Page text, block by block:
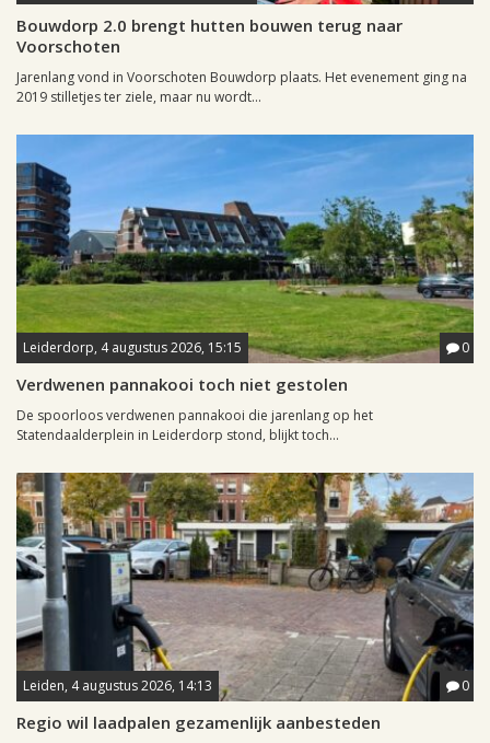
Bouwdorp 2.0 brengt hutten bouwen terug naar
Voorschoten
Jarenlang vond in Voorschoten Bouwdorp plaats. Het evenement ging na
2019 stilletjes ter ziele, maar nu wordt...
Leiderdorp, 4 augustus 2026, 15:15 0
Verdwenen pannakooi toch niet gestolen
De spoorloos verdwenen pannakooi die jarenlang op het
Statendaalderplein in Leiderdorp stond, blijkt toch...
Leiden, 4 augustus 2026, 14:13 0
Regio wil laadpalen gezamenlijk aanbesteden